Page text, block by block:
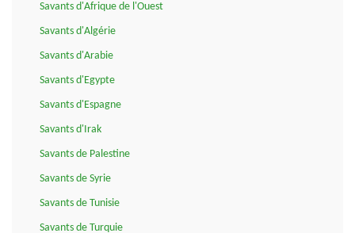
Savants d'Afrique de l'Ouest
Savants d'Algérie
Savants d'Arabie
Savants d'Egypte
Savants d'Espagne
Savants d'Irak
Savants de Palestine
Savants de Syrie
Savants de Tunisie
Savants de Turquie